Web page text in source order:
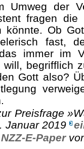
Umweg der
fragen die
könnte. Ob
fast,
immer im
will, begrifflich
Gott also?
Preisfrage
Januar 2019
E-Paper